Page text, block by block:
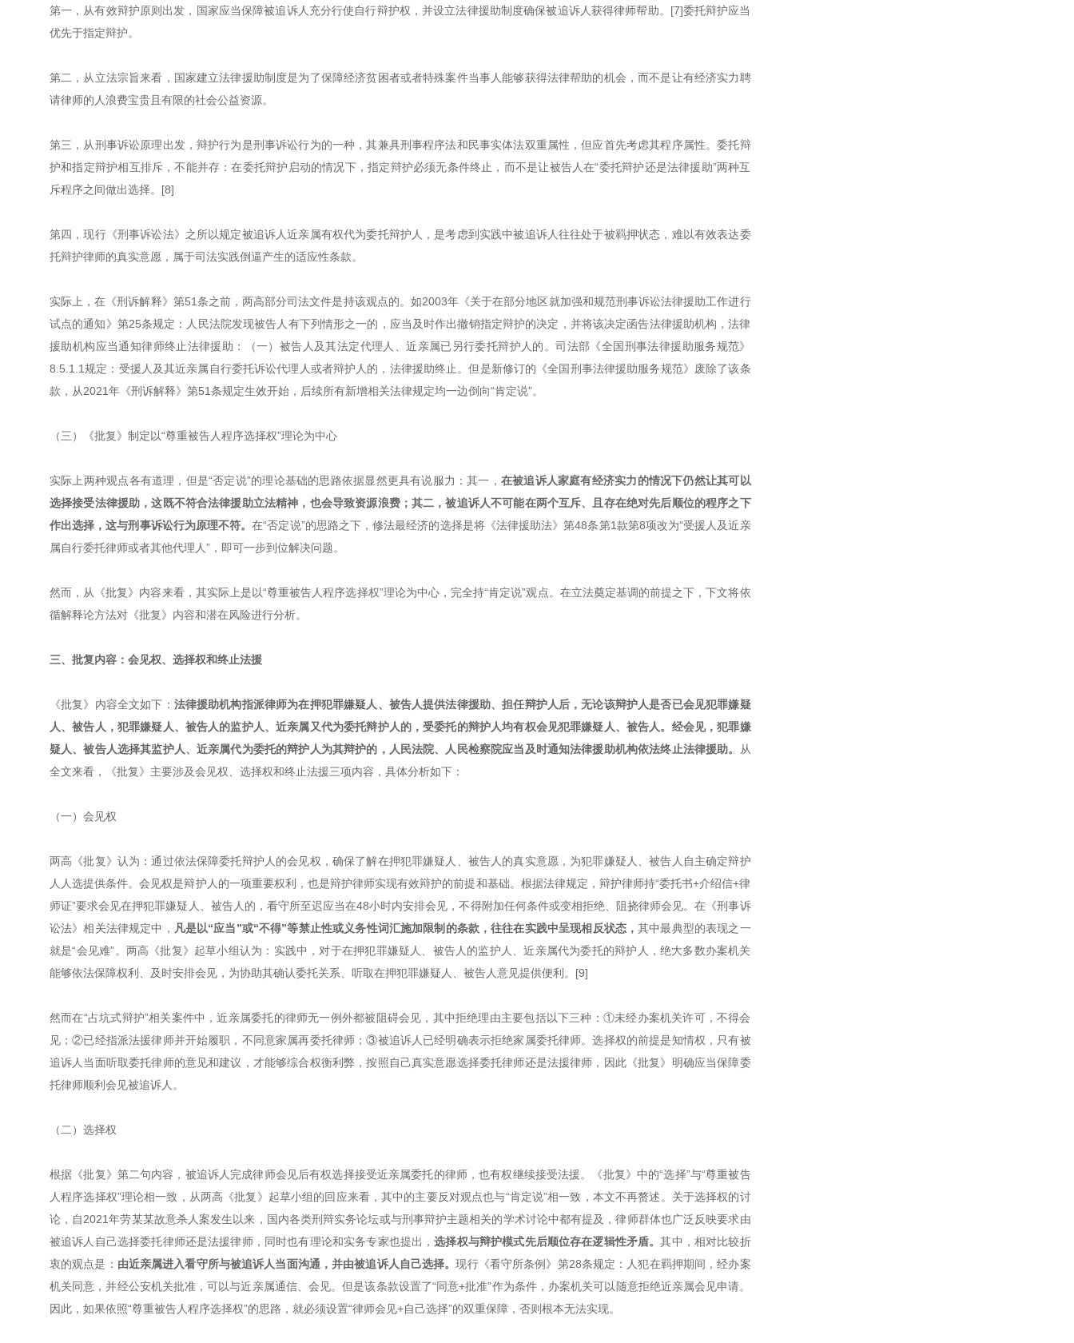
第一，从有效辩护原则出发，国家应当保障被追诉人充分行使自行辩护权，并设立法律援助制度确保被追诉人获得律师帮助。[7]委托辩护应当
优先于指定辩护。
第二，从立法宗旨来看，国家建立法律援助制度是为了保障经济贫困者或者特殊案件当事人能够获得法律帮助的机会，而不是让有经济实力聘
请律师的人浪费宝贵且有限的社会公益资源。
第三，从刑事诉讼原理出发，辩护行为是刑事诉讼行为的一种，其兼具刑事程序法和民事实体法双重属性，但应首先考虑其程序属性。委托辩
护和指定辩护相互排斥，不能并存：在委托辩护启动的情况下，指定辩护必须无条件终止，而不是让被告人在“委托辩护还是法律援助”两种互
斥程序之间做出选择。[8]
第四，现行《刑事诉讼法》之所以规定被追诉人近亲属有权代为委托辩护人，是考虑到实践中被追诉人往往处于被羁押状态，难以有效表达委
托辩护律师的真实意愿，属于司法实践倒逼产生的适应性条款。
实际上，在《刑诉解释》第51条之前，两高部分司法文件是持该观点的。如2003年《关于在部分地区就加强和规范刑事诉讼法律援助工作进行
试点的通知》第25条规定：人民法院发现被告人有下列情形之一的，应当及时作出撤销指定辩护的决定，并将该决定函告法律援助机构，法律
援助机构应当通知律师终止法律援助：（一）被告人及其法定代理人、近亲属已另行委托辩护人的。司法部《全国刑事法律援助服务规范》
8.5.1.1规定：受援人及其近亲属自行委托诉讼代理人或者辩护人的，法律援助终止。但是新修订的《全国刑事法律援助服务规范》废除了该条
款，从2021年《刑诉解释》第51条规定生效开始，后续所有新增相关法律规定均一边倒向“肯定说”。
（三）《批复》制定以“尊重被告人程序选择权”理论为中心
实际上两种观点各有道理，但是“否定说”的理论基础的思路依据显然更具有说服力：其一， 在被追诉人家庭有经济实力的情况下仍然让其可以
选择接受法律援助，这既不符合法律援助立法精神，也会导致资源浪费；其二，被追诉人不可能在两个互斥、且存在绝对先后顺位的程序之下
作出选择，这与刑事诉讼行为原理不符。在“否定说”的思路之下，修法最经济的选择是将《法律援助法》第48条第1款第8项改为“受援人及近亲
属自行委托律师或者其他代理人”，即可一步到位解决问题。
然而，从《批复》内容来看，其实际上是以“尊重被告人程序选择权”理论为中心，完全持“肯定说”观点。在立法奠定基调的前提之下，下文将依
循解释论方法对《批复》内容和潜在风险进行分析。
三、批复内容：会见权、选择权和终止法援
《批复》内容全文如下： 法律援助机构指派律师为在押犯罪嫌疑人、被告人提供法律援助、担任辩护人后，无论该辩护人是否已会见犯罪嫌疑
人、被告人，犯罪嫌疑人、被告人的监护人、近亲属又代为委托辩护人的，受委托的辩护人均有权会见犯罪嫌疑人、被告人。经会见，犯罪嫌
疑人、被告人选择其监护人、近亲属代为委托的辩护人为其辩护的，人民法院、人民检察院应当及时通知法律援助机构依法终止法律援助。
从
全文来看，《批复》主要涉及会见权、选择权和终止法援三项内容，具体分析如下：
（一）会见权
两高《批复》认为：通过依法保障委托辩护人的会见权，确保了解在押犯罪嫌疑人、被告人的真实意愿，为犯罪嫌疑人、被告人自主确定辩护
人人选提供条件。会见权是辩护人的一项重要权利，也是辩护律师实现有效辩护的前提和基础。根据法律规定，辩护律师持“委托书+介绍信+律
师证”要求会见在押犯罪嫌疑人、被告人的，看守所至迟应当在48小时内安排会见，不得附加任何条件或变相拒绝、阻挠律师会见。在《刑事诉
讼法》相关法律规定中， 凡是以“应当”或“不得”等禁止性或义务性词汇施加限制的条款，往往在实践中呈现相反状态，其中最典型的表现之一
就是“会见难”。两高《批复》起草小组认为：实践中，对于在押犯罪嫌疑人、被告人的监护人、近亲属代为委托的辩护人，绝大多数办案机关
能够依法保障权利、及时安排会见，为协助其确认委托关系、听取在押犯罪嫌疑人、被告人意见提供便利。[9]
然而在“占坑式辩护”相关案件中，近亲属委托的律师无一例外都被阻碍会见，其中拒绝理由主要包括以下三种：①未经办案机关许可，不得会
见；②已经指派法援律师并开始履职，不同意家属再委托律师；③被追诉人已经明确表示拒绝家属委托律师。选择权的前提是知情权，只有被
追诉人当面听取委托律师的意见和建议，才能够综合权衡利弊，按照自己真实意愿选择委托律师还是法援律师，因此《批复》明确应当保障委
托律师顺利会见被追诉人。
（二）选择权
根据《批复》第二句内容，被追诉人完成律师会见后有权选择接受近亲属委托的律师，也有权继续接受法援。《批复》中的“选择”与“尊重被告
人程序选择权”理论相一致，从两高《批复》起草小组的回应来看，其中的主要反对观点也与“肯定说”相一致，本文不再赘述。关于选择权的讨
论，自2021年劳某某故意杀人案发生以来，国内各类刑辩实务论坛或与刑事辩护主题相关的学术讨论中都有提及，律师群体也广泛反映要求由
被追诉人自己选择委托律师还是法援律师，同时也有理论和实务专家也提出，选择权与辩护模式先后顺位存在逻辑性矛盾。其中，相对比较折
衷的观点是： 由近亲属进入看守所与被追诉人当面沟通，并由被追诉人自己选择。现行《看守所条例》第28条规定：人犯在羁押期间，经办案
机关同意，并经公安机关批准，可以与近亲属通信、会见。但是该条款设置了“同意+批准”作为条件，办案机关可以随意拒绝近亲属会见申请。
因此，如果依照“尊重被告人程序选择权”的思路，就必须设置“律师会见+自己选择”的双重保障，否则根本无法实现。